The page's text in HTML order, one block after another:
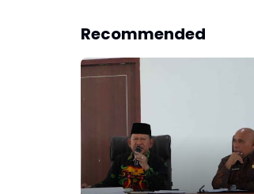
Recommended